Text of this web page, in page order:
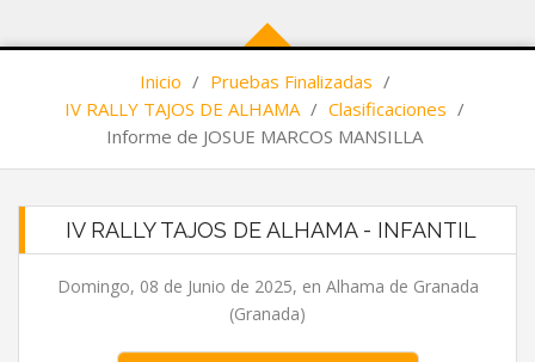
Inicio / Pruebas Finalizadas /
IV RALLY TAJOS DE ALHAMA / Clasificaciones /
Informe de JOSUE MARCOS MANSILLA
IV RALLY TAJOS DE ALHAMA - INFANTIL
Domingo, 08 de Junio de 2025, en Alhama de Granada
(Granada)